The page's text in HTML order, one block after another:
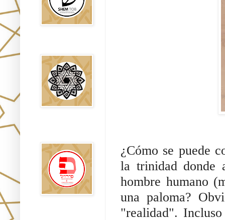
¿Cómo se puede
la trinidad donde
hombre humano
una paloma?
"realidad".